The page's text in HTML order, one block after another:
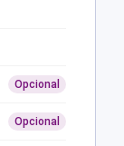
Opcional
Opcional